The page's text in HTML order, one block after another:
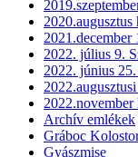
2020.augusztus
2021.december
2022. július 9.
2022. június
Archív emlékek
Gráboc
Gyászmise